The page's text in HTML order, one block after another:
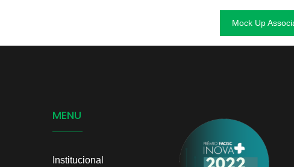
Mock Up
MENU
Institucional